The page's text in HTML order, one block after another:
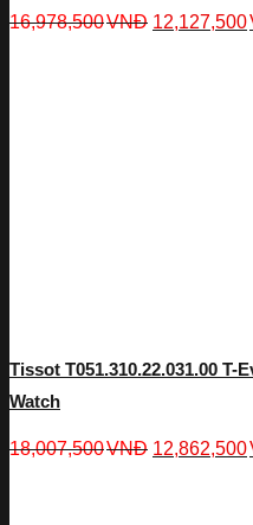
16,978,500VNĐ 12,127,500
Tissot T051.310.22.031.00
Watch
18,007,500VNĐ 12,862,500